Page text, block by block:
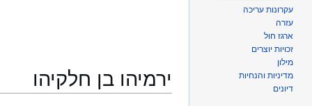
ירמיהו בן חלקיהו
עקרונות עריכה
עזרה
ארגז חול
זכויות יוצרים
מילון
מדיניות והנחיות
דיונים